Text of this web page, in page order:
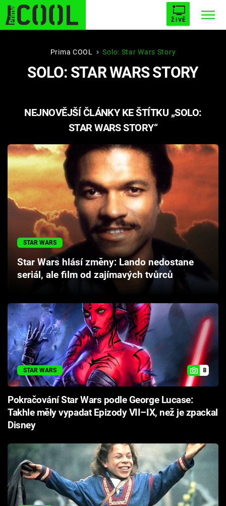
ŽIVĚ
STARHOUSE BUFFY, PŘEMOŽITELKA UPÍRŮ
ESCAPE PLNEJ KOTEL AVENGERS 5
Filmy
Seriály
Hry
Cool Esport
Pořady
Sledujte prima+
Přihlášení
Sledujte nás
Prima COOL Solo: Star Wars Story
SOLO: STAR WARS STORY
NEJNOVĚJŠÍ ČLÁNKY KE ŠTÍTKU „SOLO:
STAR WARS STORY“
STAR WARS
Star Wars hlásí změny: Lando nedostane
seriál, ale film od zajímavých tvůrců
STAR WARS 8
Pokračování Star Wars podle George Lucase:
Takhle měly vypadat Epizody VII–IX, než je zpackal
Disney